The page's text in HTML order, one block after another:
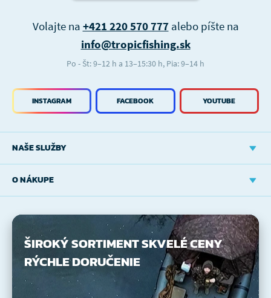
NAŠE SLUŽBY
O NÁKUPE
INSTAGRAM FACEBOOK YOUTUBE
Volajte na +421 220 570 777alebo píšte na
info@tropicfishing.sk
Po - Št: 9–12 h a 13–15:30 h, Pia: 9–14 h
ŠIROKÝ SORTIMENTSKVELÉ CENY
RÝCHLE DORUČENIE